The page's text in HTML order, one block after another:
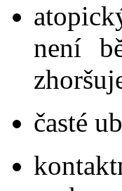
není
časté